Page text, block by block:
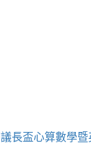
長盃心算數學